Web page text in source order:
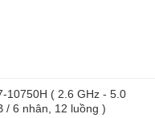
10750H ( 2.6 GHz - 5.0
/ 6 nhân, 12 luồng )